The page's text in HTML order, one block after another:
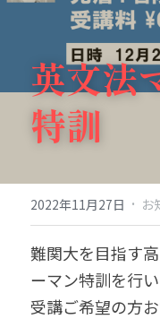
英語診断
英文法
特訓
2022年11月27日 · お
難関大を目指す
ーマン特訓を行い
受講ご希望の方